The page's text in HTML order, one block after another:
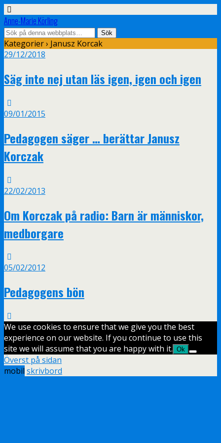
Anne-Marie Körling
Kategorier › Janusz Korcak
29/12/2018
Säg inte nej utan läs igen, igen och igen
09/01/2015
Pedagogen säger … berättar Janusz
Korczak
22/02/2013
Om Korczak på radio: Barn är människor,
medborgare
05/02/2012
Pedagogens bön
We use cookies to ensure that we give you the best
experience on our website. If you continue to use this
site we will assume that you are happy with it. Ok
Överst på sidan
mobil skrivbord